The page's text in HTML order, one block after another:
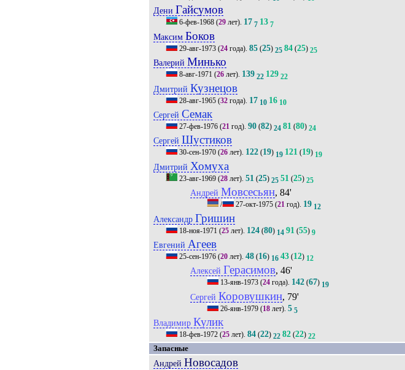
ДениГайсумов
6-фев-1968 (29 лет). 17 7 13 7
Максим Боков
29-авг-1973 (24 года).85 (25) 25 84 (25) 25
Валерий Минько
8-авг-1971 (26 лет). 139 22 129 22
Дмитрий Кузнецов
28-авг-1965 (32 года). 17 10 16 10
СергейСемак
27-фев-1976 (21 год).90 (82) 24 81 (80) 24
СергейШустиков
30-сен-1970 (26 лет). 122 (19) 19 121 (19) 19
Дмитрий Хомуха
23-авг-1969 (28 лет).51 (25) 25 51 (25) 25
Андрей Мовсесьян, 84'
/ 27-окт-1975(21год). 19 12
Александр Гришин
18-ноя-1971 (25 лет). 124 (80) 14 91 (55) 9
Евгений Агеев
25-сен-1976 (20 лет).48 (16) 16 43 (12) 12
АлексейГерасимов, 46'
13-янв-1973(24года). 142(67) 19
Сергей Коровушкин, 79'
26-янв-1979(18лет). 5 5
Владимир Кулик
18-фев-1972 (25 лет).84 (22) 22 82 (22) 22
Запасные
Андрей Новосадов